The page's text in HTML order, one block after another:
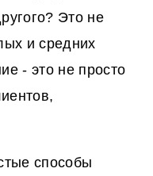
Это не
и средних
- это не просто
способы